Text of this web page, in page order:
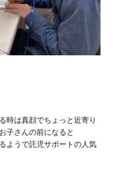
時は真顔でちょっと近寄り
子さんの前になると
ようで託児サポートの人気